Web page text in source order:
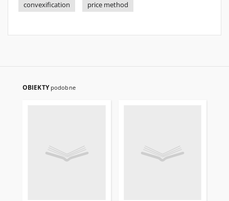
convexification
price method
OBIEKTY podobne